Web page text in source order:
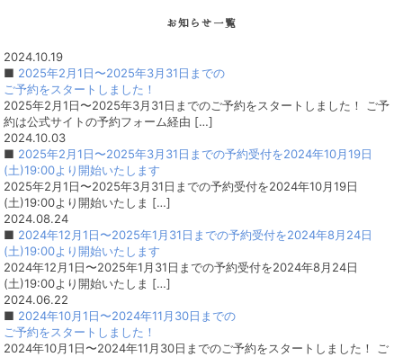
お知らせ一覧
2024.10.19
■ 2025年2月1日〜2025年3月31日までの
ご予約をスタートしました！
2025年2月1日〜2025年3月31日までのご予約をスタートしました！ ご予
約は公式サイトの予約フォーム経由 […]
2024.10.03
■ 2025年2月1日〜2025年3月31日までの予約受付を2024年10月19日
(土)19:00より開始いたします
2025年2月1日〜2025年3月31日までの予約受付を2024年10月19日
(土)19:00より開始いたしま […]
2024.08.24
■ 2024年12月1日〜2025年1月31日までの予約受付を2024年8月24日
(土)19:00より開始いたします
2024年12月1日〜2025年1月31日までの予約受付を2024年8月24日
(土)19:00より開始いたしま […]
2024.06.22
■ 2024年10月1日〜2024年11月30日までの
ご予約をスタートしました！
2024年10月1日〜2024年11月30日までのご予約をスタートしました！ ご